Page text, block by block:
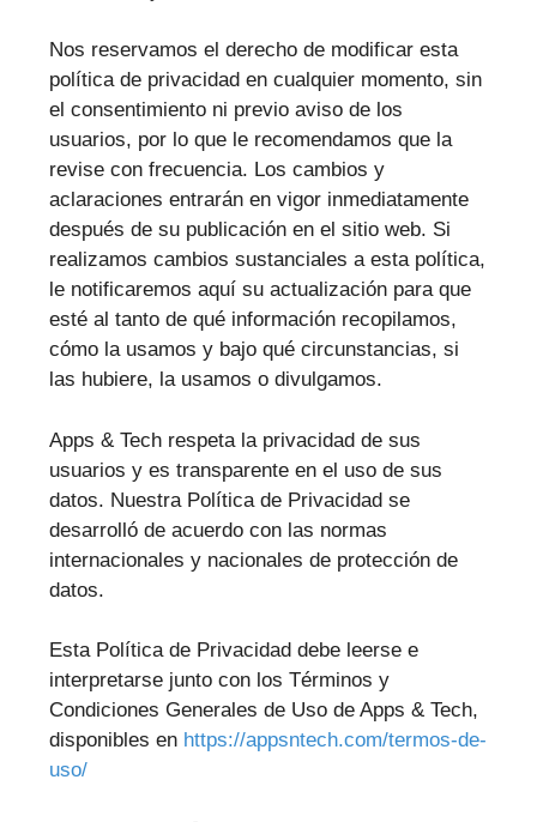
Nos reservamos el derecho de modificar esta
política de privacidad en cualquier momento, sin
el consentimiento ni previo aviso de los
usuarios, por lo que le recomendamos que la
revise con frecuencia. Los cambios y
aclaraciones entrarán en vigor inmediatamente
después de su publicación en el sitio web. Si
realizamos cambios sustanciales a esta política,
le notificaremos aquí su actualización para que
esté al tanto de qué información recopilamos,
cómo la usamos y bajo qué circunstancias, si
las hubiere, la usamos o divulgamos.
Apps & Tech respeta la privacidad de sus
usuarios y es transparente en el uso de sus
datos. Nuestra Política de Privacidad se
desarrolló de acuerdo con las normas
internacionales y nacionales de protección de
datos.
Esta Política de Privacidad debe leerse e
interpretarse junto con los Términos y
Condiciones Generales de Uso de Apps & Tech,
disponibles en https://appsntech.com/termos-de-
uso/